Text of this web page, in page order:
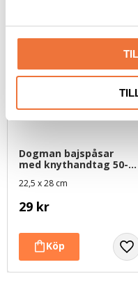
Dogman bajspåsar
med knythandtag 50-
22,5 x 28 cm
29 kr